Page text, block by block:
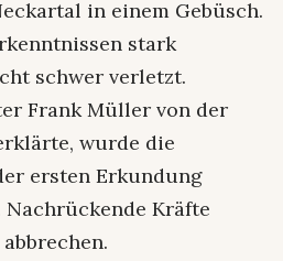
in einem Gebüsch.
stark
schwer verletzt.
Frank Müller von der
wurde die
ersten Erkundung
Kräfte